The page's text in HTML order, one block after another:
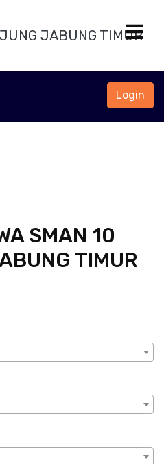
JABUNG TIMUR
Login
SMAN 10
TIMUR